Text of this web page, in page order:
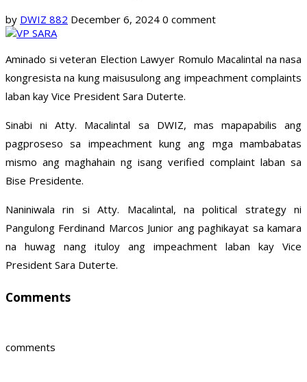
by DWIZ 882 December 6, 2024 0 comment
Aminado si veteran Election Lawyer Romulo Macalintal na nasa
kongresista na kung maisusulong ang impeachment complaints
laban kay Vice President Sara Duterte.
Sinabi ni Atty. Macalintal sa DWIZ, mas mapapabilis ang
pagproseso sa impeachment kung ang mga mambabatas
mismo ang maghahain ng isang verified complaint laban sa
Bise Presidente.
Naniniwala rin si Atty. Macalintal, na political strategy ni
Pangulong Ferdinand Marcos Junior ang paghikayat sa kamara
na huwag nang ituloy ang impeachment laban kay Vice
President Sara Duterte.
Comments
comments